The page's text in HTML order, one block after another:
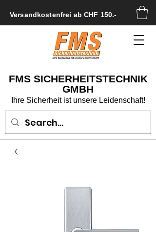
FMS SICHERHEITSTECHNIK
GMBH
Ihre Sicherheit ist unsere Leidenschaft!
Versandkostenfrei ab CHF 150.-